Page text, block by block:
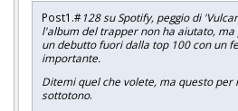
Post1.#128 su Spotify, peggio di
l'album del trapper non ha aiutato,
un debutto fuori dalla top 100 con un
importante.
Ditemi quel che volete, ma questo per
sottotono.